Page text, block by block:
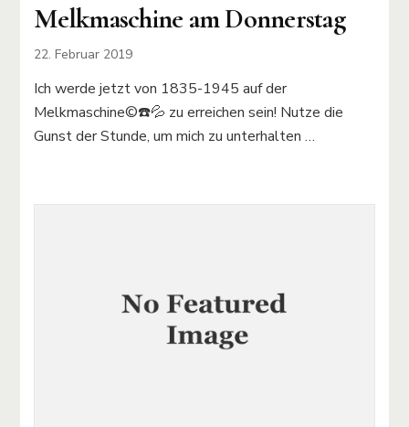
Melkmaschine am Donnerstag
22. Februar 2019
Ich werde jetzt von 1835-1945 auf der
Melkmaschine©️☎️💦 zu erreichen sein! Nutze die
Gunst der Stunde, um mich zu unterhalten …